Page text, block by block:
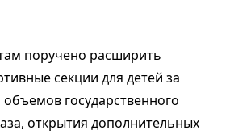
поручено расширить
секции для детей за
государственного
открытия дополнительных